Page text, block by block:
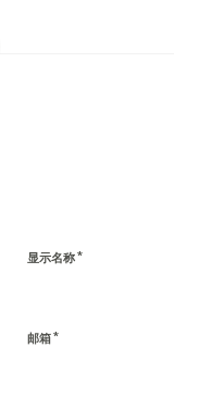
显示名称*
邮箱*